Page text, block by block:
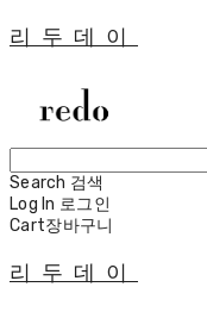
리두데이
Search 검색
Log In 로그인
Cart장바구니
리두데이